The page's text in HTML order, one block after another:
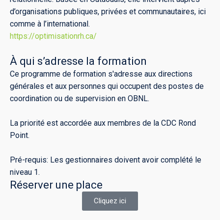
d’organisations publiques, privées et communautaires, ici
comme à l’international.
https://optimisationrh.ca/
À qui s’adresse la formation
Ce programme de formation s'adresse aux directions
générales et aux personnes qui occupent des postes de
coordination ou de supervision en OBNL.
La priorité est accordée aux membres de la CDC Rond
Point.
Pré-requis: Les gestionnaires doivent avoir complété le
niveau 1.
Réserver une place
Cliquez ici